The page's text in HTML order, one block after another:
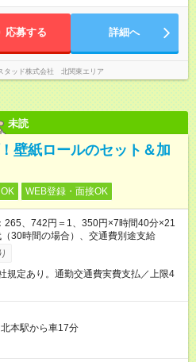
応募する 詳細へ
タッド株式会社 北関東エリア
未読
壁紙ロールのセット＆加
WEB登録・面接OK
265、742円＝1、350円×7時間40分×21
30時間の場合）、交通費別途支給
規定あり。通勤交通費実費支払／上限4
北本駅から車17分